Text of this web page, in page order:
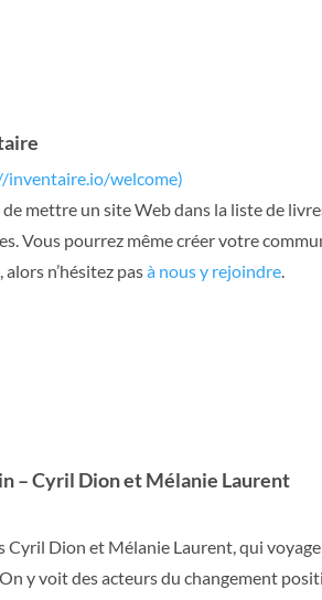
inventaire.io/welcome)
mettre un site Web dans la liste de
Vous pourrez même créer votre
alors n’hésitez pasà nous y rejoindre.
– Cyril Dion et Mélanie Laurent
Cyril Dion et Mélanie Laurent, qui
y voit des acteurs du changement